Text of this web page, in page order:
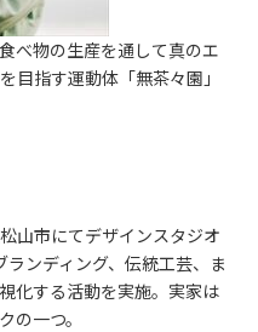
べ物の生産を通して真のエ
目指す運動体「無茶々園」
山市にてデザインスタジオ
ンディング、伝統工芸、ま
化する活動を実施。実家は
の一つ。